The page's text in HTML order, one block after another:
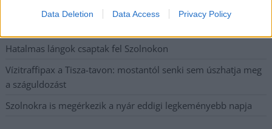
Data Deletion Data Access Privacy Policy
Tragédiába torkollott a segítségnyújtás elmulasztása, három
Hatalmas lángok csaptak fel Szolnokon
Vízitraffipax a Tisza-tavon: mostantól senki sem úszhatja meg
a száguldozást
Szolnokra is megérkezik a nyár eddigi legkeményebb napja